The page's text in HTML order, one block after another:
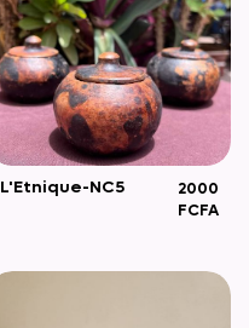
L'Etnique-NC5
2000
FCFA